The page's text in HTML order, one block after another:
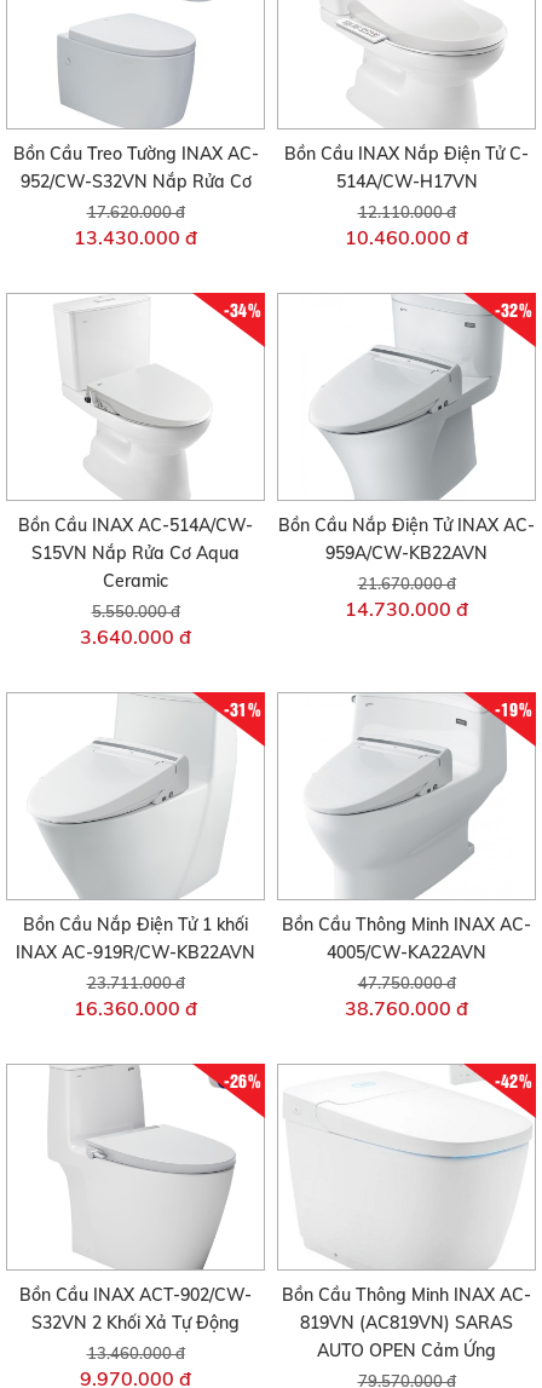
Bồn Cầu Treo Tường INAX AC-
952/CW-S32VN Nắp Rửa Cơ
17.620.000 đ
13.430.000 đ
Bồn Cầu INAX Nắp Điện Tử C-
514A/CW-H17VN
12.110.000 đ
10.460.000 đ
-34%
Bồn Cầu INAX AC-514A/CW-
S15VN Nắp Rửa Cơ Aqua
Ceramic
5.550.000 đ
3.640.000 đ
-32%
Bồn Cầu Nắp Điện Tử INAX AC-
959A/CW-KB22AVN
21.670.000 đ
14.730.000 đ
-31%
Bồn Cầu Nắp Điện Tử 1 khối
INAX AC-919R/CW-KB22AVN
23.711.000 đ
16.360.000 đ
-19%
Bồn Cầu Thông Minh INAX AC-
4005/CW-KA22AVN
47.750.000 đ
38.760.000 đ
-26%
Bồn Cầu INAX ACT-902/CW-
S32VN 2 Khối Xả Tự Động
13.460.000 đ
9.970.000 đ
-42%
Bồn Cầu Thông Minh INAX AC-
819VN (AC819VN) SARAS
AUTO OPEN Cảm Ứng
79.570.000 đ